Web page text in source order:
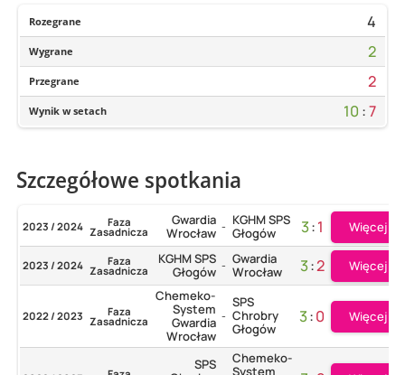
Rozegrane 4
Wygrane 2
Przegrane 2
Wynik w setach 10 :7
Szczegółowe spotkania
2023 / 2024 Faza
Zasadnicza
Gwardia
Wrocław - KGHM SPS
Głogów
3:1 Więcej
2023 / 2024 Faza
Zasadnicza
KGHM SPS
Głogów - Gwardia
Wrocław
3:2 Więcej
2022 / 2023 Faza
Zasadnicza
Chemeko-
System
Gwardia
Wrocław
-
SPS
Chrobry
Głogów
3:0 Więcej
SPS
Chemeko-
System